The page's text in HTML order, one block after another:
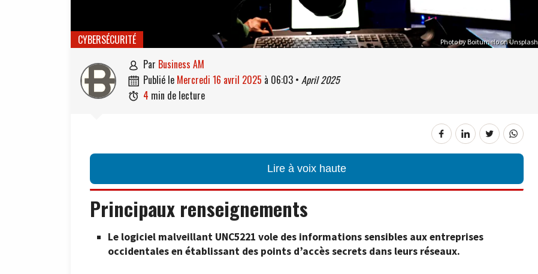
Photo by Boitumelo on Unsplash
CYBERSÉCURITÉ
 par Business AM
 publié le mercredi 16 avril 2025 à 06:03 • April 2025
 4 min de lecture
Lire à voix haute
Principaux renseignements
Le logiciel malveillant UNC5221 vole des informations sensibles aux entreprises
occidentales en établissant des points d’accès secrets dans leurs réseaux.